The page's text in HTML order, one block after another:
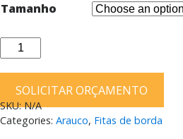
Tamanho
de
PVC
Rehau
Autentic
SOLICITAR ORÇAMENTO
SKU:N/A
Categories: Arauco, Fitas de borda